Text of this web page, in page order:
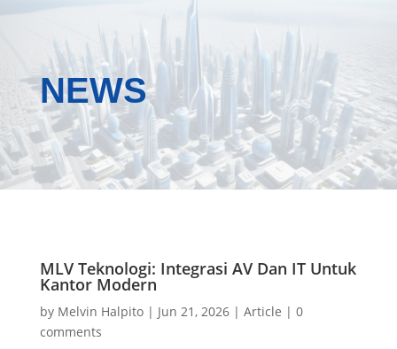
NEWS
MLV Teknologi: Integrasi AV Dan IT Untuk
Kantor Modern
by Melvin Halpito| Jun 21, 2026| Article | 0
comments